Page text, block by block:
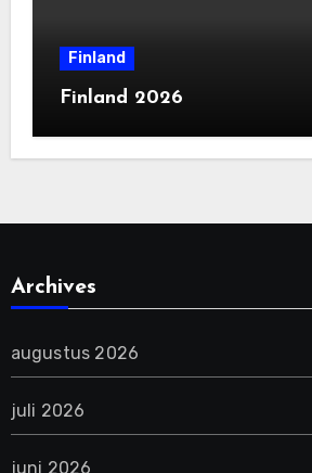
Finland
Finland 2026
Archives
augustus 2026
juli 2026
juni 2026